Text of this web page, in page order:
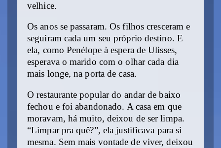
velhice.
Os anos se passaram. Os filhos cresceram e
seguiram cada um seu próprio destino. E
ela, como Penélope à espera de Ulisses,
esperava o marido com o olhar cada dia
mais longe, na porta de casa.
O restaurante popular do andar de baixo
fechou e foi abandonado. A casa em que
moravam, há muito, deixou de ser limpa.
“Limpar pra quê?”, ela justificava para si
mesma. Sem mais vontade de viver, deixou